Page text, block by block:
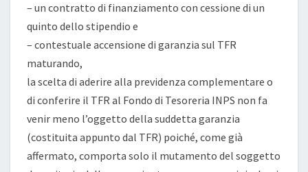
– un contratto di finanziamento con cessione di un
quinto dello stipendio e
– contestuale accensione di garanzia sul TFR
maturando,
la scelta di aderire alla previdenza complementare o
di conferire il TFR al Fondo di Tesoreria INPS non fa
venir meno l’oggetto della suddetta garanzia
(costituita appunto dal TFR) poiché, come già
affermato, comporta solo il mutamento del soggetto